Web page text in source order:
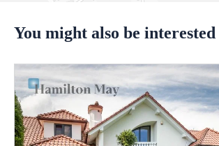
You might also be